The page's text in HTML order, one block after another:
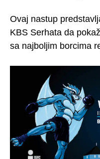
Ovaj nastup
KBS Serhata da
sa najboljim borcima